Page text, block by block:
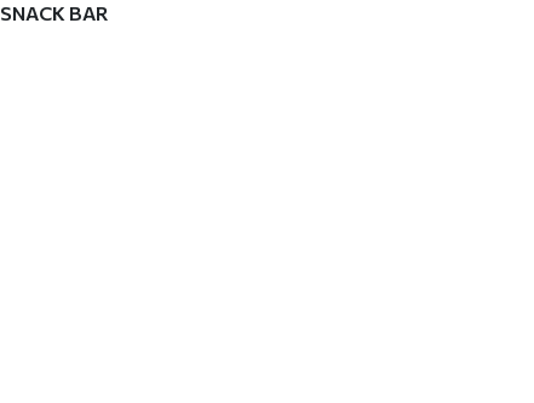
SNACK BAR